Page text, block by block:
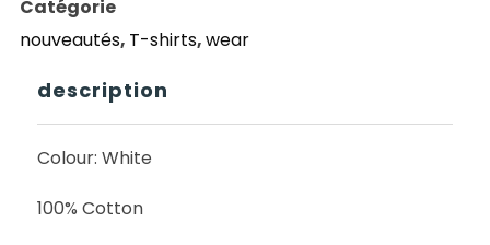
Fill
Logo
Ourselves
Collage
Catégorie
nouveautés, T-shirts,wear
description
Colour: White
100% Cotton